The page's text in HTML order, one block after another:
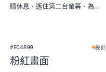
睛休息、遮住第二台螢幕、為
#EC4899 設計
粉紅畫面